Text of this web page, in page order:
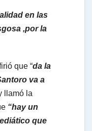
en las
,por la
que “da la
va a
llamó la
“hay un
que